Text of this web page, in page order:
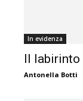
In evidenza
Il labirinto
Antonella Botti